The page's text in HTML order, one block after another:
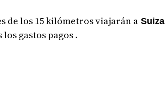
de los 15 kilómetros viajarán aSuiza
gastos pagos .